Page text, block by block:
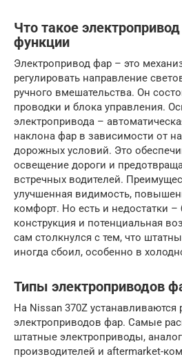
Что такое
функции
Электропривод фар – это
регулировать направление
ручного вмешательства. Он
проводки и блока управления.
электропривода –
наклона фар в зависимости от
дорожных условий. Это
освещение дороги и
встречных водителей.
улучшенная видимость,
комфорт. Но есть и недостатки
конструкция и потенциальная
сам столкнулся с тем, что
иногда сбоил, особенно в
Типы электроприводов
На Nissan 370Z
электроприводов фар. Самые
штатные электроприводы,
производителей и aftermarket-